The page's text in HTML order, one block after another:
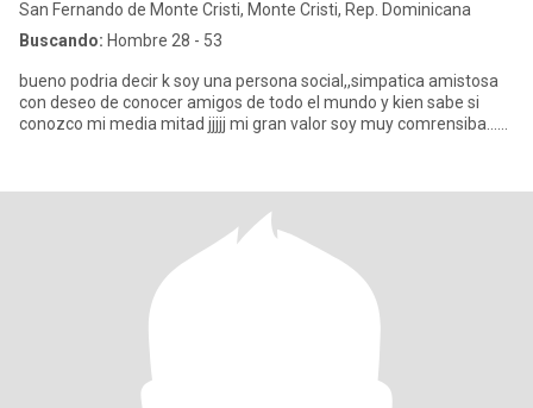
San Fernando de Monte Cristi, Monte Cristi, Rep. Dominicana
Buscando: Hombre 28 - 53
bueno podria decir k soy una persona social,,simpatica amistosa
con deseo de conocer amigos de todo el mundo y kien sabe si
conozco mi media mitad jjjjj mi gran valor soy muy comrensiba......